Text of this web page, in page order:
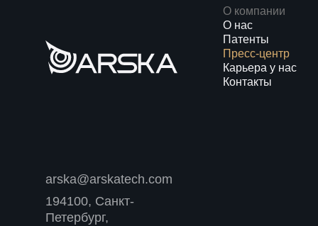
arska@arskatech.com
194100, Санкт-
Петербург,
О компании
О нас
Патенты
Пресс-центр
Карьера у нас
Контакты